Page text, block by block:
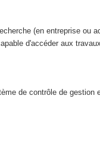
(en entreprise ou
d'accéder aux
de contrôle de gestion